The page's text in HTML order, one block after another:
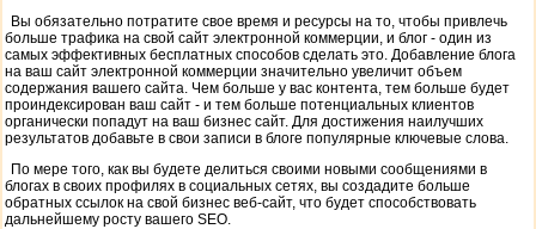
Вы обязательно потратите свое время и ресурсы на то, чтобы привлечь
больше трафика на свой сайт электронной коммерции, и блог - один из
самых эффективных бесплатных способов сделать это. Добавление блога
на ваш сайт электронной коммерции значительно увеличит объем
содержания вашего сайта. Чем больше у вас контента, тем больше будет
проиндексирован ваш сайт - и тем больше потенциальных клиентов
органически попадут на ваш бизнес сайт. Для достижения наилучших
результатов добавьте в свои записи в блоге популярные ключевые слова.
По мере того, как вы будете делиться своими новыми сообщениями в
блогах в своих профилях в социальных сетях, вы создадите больше
обратных ссылок на свой бизнес веб-сайт, что будет способствовать
дальнейшему росту вашего SEO.